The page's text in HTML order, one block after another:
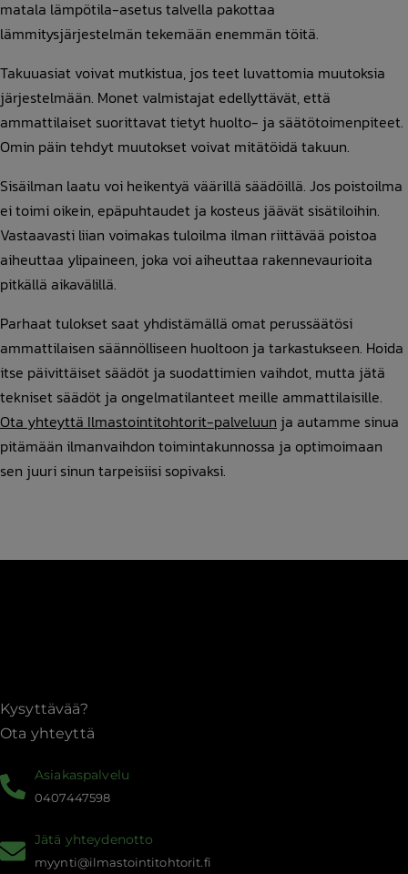
matala lämpötila-asetus talvella pakottaa
lämmitysjärjestelmän tekemään enemmän töitä.
Takuuasiat voivat mutkistua, jos teet luvattomia muutoksia
järjestelmään. Monet valmistajat edellyttävät, että
ammattilaiset suorittavat tietyt huolto- ja säätötoimenpiteet.
Omin päin tehdyt muutokset voivat mitätöidä takuun.
Sisäilman laatu voi heikentyä väärillä säädöillä. Jos poistoilma
ei toimi oikein, epäpuhtaudet ja kosteus jäävät sisätiloihin.
Vastaavasti liian voimakas tuloilma ilman riittävää poistoa
aiheuttaa ylipaineen, joka voi aiheuttaa rakennevaurioita
pitkällä aikavälillä.
Parhaat tulokset saat yhdistämällä omat perussäätösi
ammattilaisen säännölliseen huoltoon ja tarkastukseen. Hoida
itse päivittäiset säädöt ja suodattimien vaihdot, mutta jätä
tekniset säädöt ja ongelmatilanteet meille ammattilaisille.
Ota yhteyttä Ilmastointitohtorit-palveluun ja autamme sinua
pitämään ilmanvaihdon toimintakunnossa ja optimoimaan
sen juuri sinun tarpeisiisi sopivaksi.
Kysyttävää?
Ota yhteyttä
Asiakaspalvelu
0407447598
Jätä yhteydenotto
myynti@ilmastointitohtorit.fi